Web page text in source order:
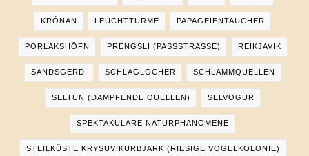
KRÓNAN LEUCHTTÜRME PAPAGEIENTAUCHER
PORLAKSHÖFN PRENGSLI (PASSSTRASSE) REIKJAVIK
SANDSGERDI SCHLAGLÖCHER SCHLAMMQUELLEN
SELTUN (DAMPFENDE QUELLEN) SELVOGUR
SPEKTAKULÄRE NATURPHÄNOMENE
STEILKÜSTE KRYSUVIKURBJARK (RIESIGE VOGELKOLONIE)